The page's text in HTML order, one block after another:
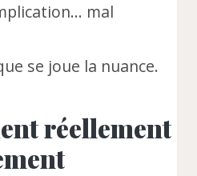
mal
se joue la nuance.
réellement